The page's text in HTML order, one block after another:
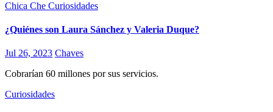
Chica Che Curiosidades
¿Quiénes son Laura Sánchez y Valeria Duque?
Jul 26, 2023 Chaves
Cobrarían 60 millones por sus servicios.
Curiosidades